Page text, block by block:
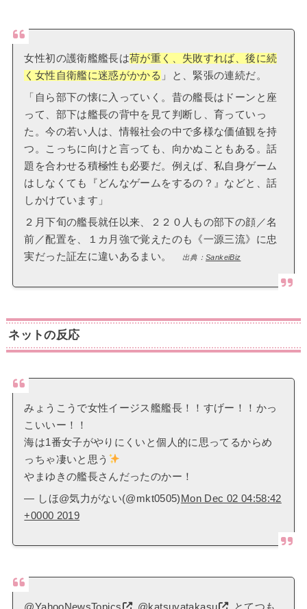
女性初の護衛艦艦長は荷が重く、失敗すれば、後に続
く女性自衛艦に迷惑がかかる 」と、緊張の連続だ。
「自ら部下の懐に入っていく。昔の艦長はドーンと座
って、部下は艦長の背中を見て判断し、育っていっ
た。今の若い人は、情報社会の中で多様な価値観を持
つ。こっちに向けと言っても、向かぬこともある。話
題を合わせる積極性も必要だ。例えば、私自身ゲーム
はしなくても『どんなゲームをするの？』などと、話
しかけています」
２月下旬の艦長就任以来、２２０人もの部下の顔／名
前／配置を、１カ月強で覚えたのも《一源三流》に忠
実だった証左に違いあるまい。
出典：SankeiBiz
ネットの反応
みょうこうで女性イージス艦艦長！！すげー！！かっ
こいいー！！
海は1番女子がやりにくいと個人的に思ってるからめ
っちゃ凄いと思う
やまゆきの艦長さんだったのかー！
— しほ@気力がない(@mkt0505) Mon Dec 02 04:58:42
+0000 2019
@YahooNewsTopics @katsuyatakasu とてつも